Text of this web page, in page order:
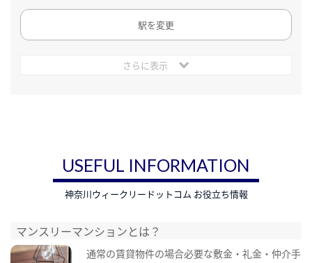
駅を変更
さらに表示
USEFUL INFORMATION
神奈川ウィークリードットコム お役立ち情報
マンスリーマンションとは？
通常の賃貸物件の場合必要な敷金・礼金・仲介手